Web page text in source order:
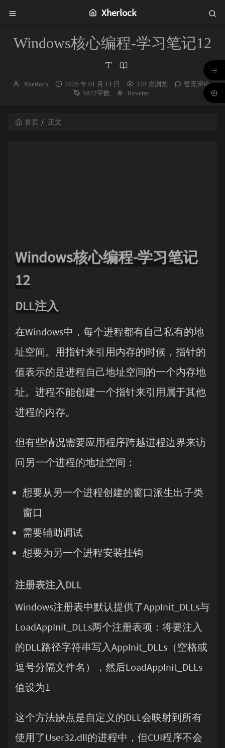
Xherlock
Windows核心编程-学习笔记12
博
Xherlock
发
2026 年 01 月 14 日 328 次浏览
暂无评论
5872字数
分
Reverse
首页 正文
Windows核心编程-学习笔记
12
DLL注入
在Windows中，每个进程都有自己私有的地
址空间。用指针来引用内存的时候，指针的
值表示的是进程自己地址空间的一个内存地
址。进程不能创建一个指针来引用属于其他
进程的内存。
但有些情况需要应用程序跨越进程边界来访
问另一个进程的地址空间：
想要从另一个进程创建的窗口派生出子类
窗口
需要辅助调试
想要为另一个进程安装挂钩
注册表注入DLL
Windows注册表中默认提供了AppInit_DLLs与
LoadAppInit_DLLs两个注册表项：将要注入
的DLL路径字符串写入AppInit_DLLs（空格或
逗号分隔文件名），然后LoadAppInit_DLLs
值设为1
这个方法缺点是自定义的DLL会映射到所有
使用了User32.dll的进程中，但CUI程序不会